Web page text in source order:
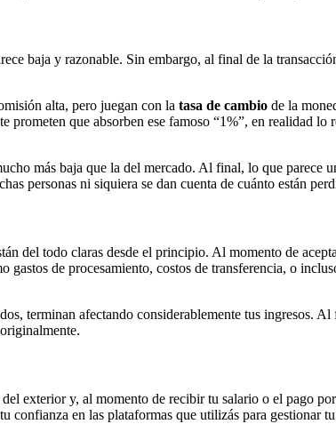
baja y razonable. Sin embargo, al final de la
alta, pero juegan con la tasa de cambio de la
que absorben ese famoso “1%”, en realidad
más baja que la del mercado. Al final, lo que parece
personas ni siquiera se dan cuenta de cuánto están
del todo claras desde el principio. Al momento de
de procesamiento, costos de transferencia, o
terminan afectando considerablemente tus ingresos.
exterior y, al momento de recibir tu salario o el pago
confianza en las plataformas que utilizás para gestionar